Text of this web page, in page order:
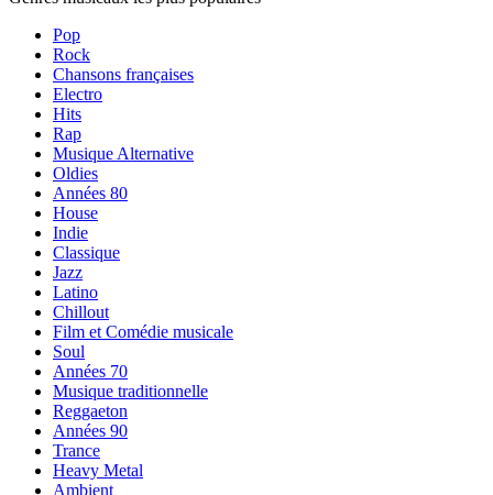
Pop
Rock
Chansons françaises
Electro
Hits
Rap
Musique Alternative
Oldies
Années 80
House
Indie
Classique
Jazz
Latino
Chillout
Film et Comédie musicale
Soul
Années 70
Musique traditionnelle
Reggaeton
Années 90
Trance
Heavy Metal
Ambient